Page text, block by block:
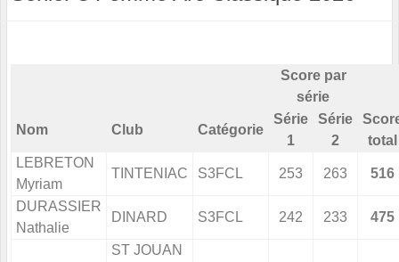
Score par
série
Nom Club Catégorie
Série
1
Série
2
total
LEBRETON
Myriam
TINTENIAC S3FCL 253 263 516
DURASSIER
Nathalie
DINARD S3FCL 242 233 475
ST JOUAN